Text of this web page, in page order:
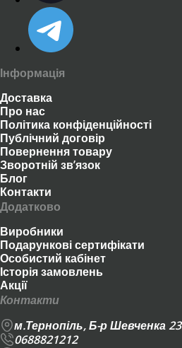
Інформація
Доставка
Про нас
Політика конфіденційності
Публічний договір
Повернення товару
Зворотній зв’язок
Блог
Контакти
Додатково
Виробники
Подарункові сертифікати
Особистий кабінет
Історія замовлень
Акції
Контакти
м.Тернопіль, Б-р Шевченка 23
0688821212